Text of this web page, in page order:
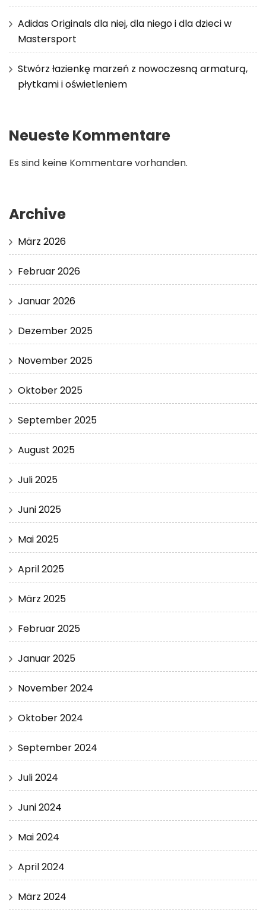
Adidas Originals dla niej, dla niego i dla dzieci w
Mastersport
Stwórz łazienkę marzeń z nowoczesną armaturą,
płytkami i oświetleniem
Neueste Kommentare
Es sind keine Kommentare vorhanden.
Archive
März 2026
Februar 2026
Januar 2026
Dezember 2025
November 2025
Oktober 2025
September 2025
August 2025
Juli 2025
Juni 2025
Mai 2025
April 2025
März 2025
Februar 2025
Januar 2025
November 2024
Oktober 2024
September 2024
Juli 2024
Juni 2024
Mai 2024
April 2024
März 2024